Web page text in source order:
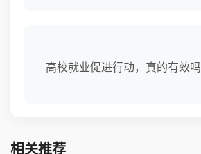
高校就业促进行动，真的有效
相关推荐